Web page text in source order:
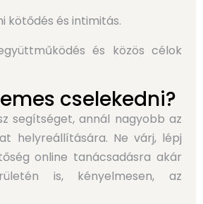
kötődés és intimitás.
és közös célok
cselekedni?
segítséget, annál nagyobb az
helyreállítására. Ne várj, lépj
online tanácsadásra akár
is, kényelmesen, az